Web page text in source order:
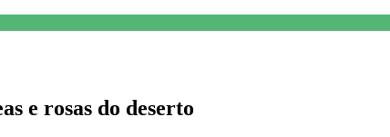
e rosas do deserto